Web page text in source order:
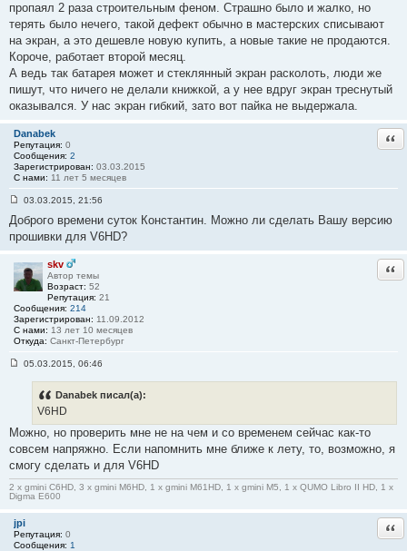
6
пропаял 2 раза строительным феном. Страшно было и жалко, но
терять было нечего, такой дефект обычно в мастерских списывают
на экран, а это дешевле новую купить, а новые такие не продаются.
Короче, работает второй месяц.
А ведь так батарея может и стеклянный экран расколоть, люди же
пишут, что ничего не делали книжкой, а у нее вдруг экран треснутый
оказывался. У нас экран гибкий, зато вот пайка не выдержала.
Danabek
Репутация: 0
Сообщения: 2
Зарегистрирован: 03.03.2015
С нами: 11 лет 5 месяцев
о
б
щ
е
н
и
#
1
8
7
03.03.2015, 21:56
Доброго времени суток Константин. Можно ли сделать Вашу версию
прошивки для V6HD?
skv
Автор темы
Возраст: 52
Репутация: 21
Сообщения: 214
Зарегистрирован: 11.09.2012
С нами: 13 лет 10 месяцев
Откуда: Санкт-Петербург
н
и
#
1
8
8
05.03.2015, 06:46
Danabek писал(а):
V6HD
Можно, но проверить мне не на чем и со временем сейчас как-то
совсем напряжно. Если напомнить мне ближе к лету, то, возможно, я
смогу сделать и для V6HD
2 x gmini C6HD, 3 x gmini M6HD, 1 x gmini M61HD, 1 x gmini M5, 1 x QUMO Libro II HD, 1 x
Digma E600
jpi
Репутация: 0
Сообщения: 1